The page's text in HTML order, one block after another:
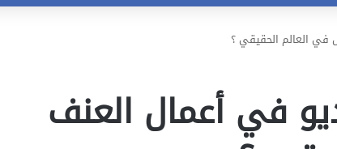
في العالم الحقيقي ؟
في أعمال العنف
تخفيض
250
الي
21 أغسطس، 2020